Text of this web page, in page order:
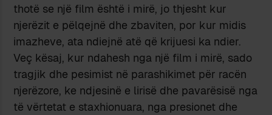
thotë se një film është i mirë, jo thjesht kur
njerëzit e pëlqejnë dhe zbaviten, por kur midis
imazheve, ata ndiejnë atë që krijuesi ka ndier.
Veç kësaj, kur ndahesh nga një film i mirë, sado
tragjik dhe pesimist në parashikimet për racën
njerëzore, ke ndjesinë e lirisë dhe pavarësisë nga
të vërtetat e staxhionuara, nga presionet dhe